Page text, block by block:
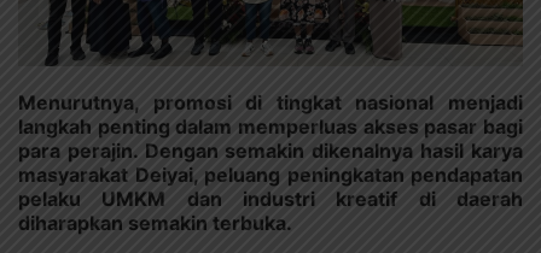
Menurutnya, promosi di tingkat nasional menjadi
langkah penting dalam memperluas akses pasar bagi
para perajin. Dengan semakin dikenalnya hasil karya
masyarakat Deiyai, peluang peningkatan pendapatan
pelaku UMKM dan industri kreatif di daerah
diharapkan semakin terbuka.